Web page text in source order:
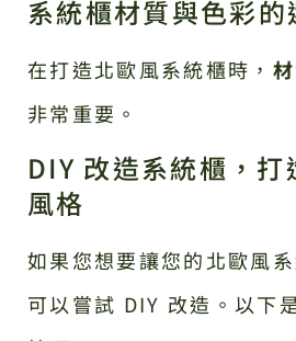
系統櫃材質與色彩的
在打造北歐風系統櫃時，
非常重要。
DIY 改造系統櫃，打
風格
如果您想要讓您的北歐風
可以嘗試 DIY 改造。以下